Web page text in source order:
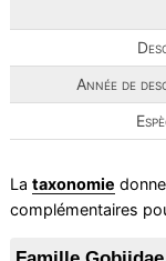
Année de
La taxonomie
complémentaires